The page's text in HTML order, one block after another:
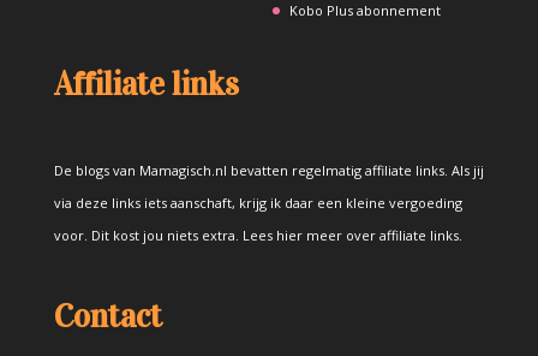
Kobo Plus abonnement
Affiliate links
De blogs van Mamagisch.nl bevatten regelmatig affiliate links. Als jij
via deze links iets aanschaft, krijg ik daar een kleine vergoeding
voor. Dit kost jou niets extra. Lees hier meer over affiliate links.
Contact